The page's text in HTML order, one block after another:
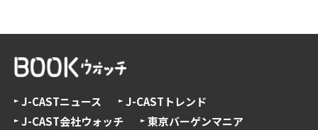
J-CASTニュース
J-CASTトレンド
J-CAST会社ウォッチ
東京バーゲンマニア